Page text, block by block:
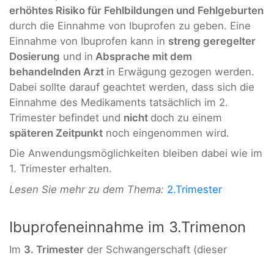
erhöhtes Risiko für Fehlbildungen und Fehlgeburten
durch die Einnahme von Ibuprofen zu geben. Eine
Einnahme von Ibuprofen kann in streng geregelter
Dosierung und in Absprache mit dem
behandelnden Arzt in Erwägung gezogen werden.
Dabei sollte darauf geachtet werden, dass sich die
Einnahme des Medikaments tatsächlich im 2.
Trimester befindet und nicht doch zu einem
späteren Zeitpunkt noch eingenommen wird.
Die Anwendungsmöglichkeiten bleiben dabei wie im
1. Trimester erhalten.
Lesen Sie mehr zu dem Thema: 2.Trimester
Ibuprofeneinnahme im 3.Trimenon
Im 3. Trimester der Schwangerschaft (dieser